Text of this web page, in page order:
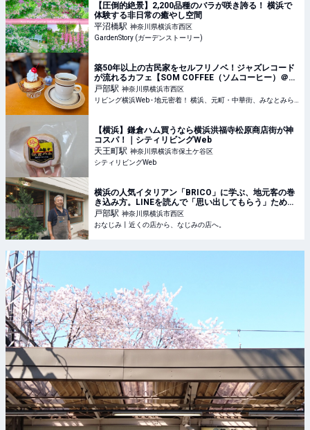
【圧倒的絶景】2,200品種のバラが咲き誇る！ 横浜で
体験する非日常の癒やし空間
平沼橋駅 神奈川県横浜市西区
GardenStory (ガーデンストーリー)
築50年以上の古民家をセルフリノベ！ジャズレコード
が流れるカフェ【SOM COFFEE（ソムコーヒー）＠戸
部】横浜古民家カフェ巡りvol.2
戸部駅 神奈川県横浜市西区
【横浜】鎌倉ハム買うなら横浜洪福寺松原商店街が神
コスパ！｜シティリビングWeb
天王町駅 神奈川県横浜市保土ケ谷区
シティリビングWeb
横浜の人気イタリアン「BRICO」に学ぶ、地元客の巻
き込み方。LINEを読んで「思い出してもらう」ために
やったこと - おなじみ丨近くの店から、なじみの店
へ。
戸部駅 神奈川県横浜市西区
おなじみ丨近くの店から、なじみの店へ。